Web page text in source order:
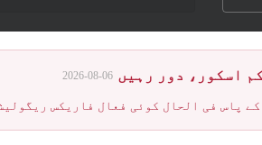
اسکور، دور رہیں 2026-08-06
کے پاس فی الحال کوئی فعال فاریکس